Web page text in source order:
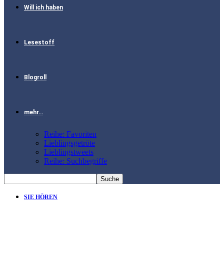
Will ich haben
Lesestoff
Blogroll
mehr…
Reihe: Favoriten
Lieblingsgetröte
Lieblingstweets
Reihe: Suchbegriffe
SIE HÖREN